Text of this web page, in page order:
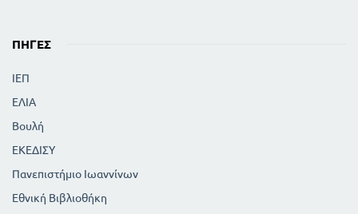
ΠΗΓΈΣ
ΙΕΠ
ΕΛΙΑ
Βουλή
ΕΚΕΔΙΣΥ
Πανεπιστήμιο Ιωαννίνων
Εθνική Βιβλιοθήκη